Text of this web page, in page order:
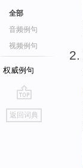
全部
音频例句
视频例句
权威例句
go
top
返回词典